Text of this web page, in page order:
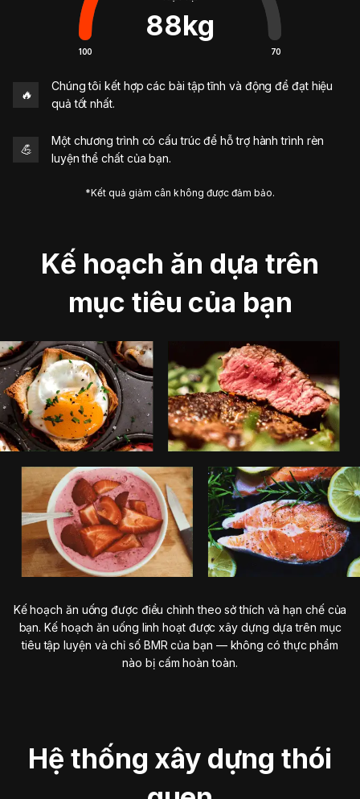
88kg
100 70
🔥
Chúng tôi kết hợp các bài tập tĩnh và động để đạt hiệu
quả tốt nhất.
💪
Một chương trình có cấu trúc để hỗ trợ hành trình rèn
luyện thể chất của bạn.
*Kết quả giảm cân không được đảm bảo.
Kế hoạch ăn dựa trên
mục tiêu của bạn
Kế hoạch ăn uống được điều chỉnh theo sở thích và hạn chế của
bạn. Kế hoạch ăn uống linh hoạt được xây dựng dựa trên mục
tiêu tập luyện và chỉ số BMR của bạn — không có thực phẩm
nào bị cấm hoàn toàn.
Hệ thống xây dựng thói